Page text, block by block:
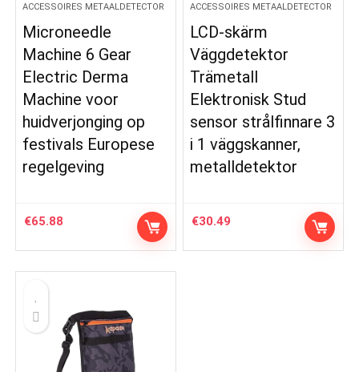
ACCESSOIRES METAALDETECTOR
Microneedle
Machine 6 Gear
Electric Derma
Machine voor
huidverjonging op
festivals Europese
regelgeving
€65.88
ACCESSOIRES METAALDETECTOR
LCD-skärm
Väggdetektor
Trämetall
Elektronisk Stud
sensor strålfinnare 3
i 1 väggskanner,
metalldetektor
€30.49